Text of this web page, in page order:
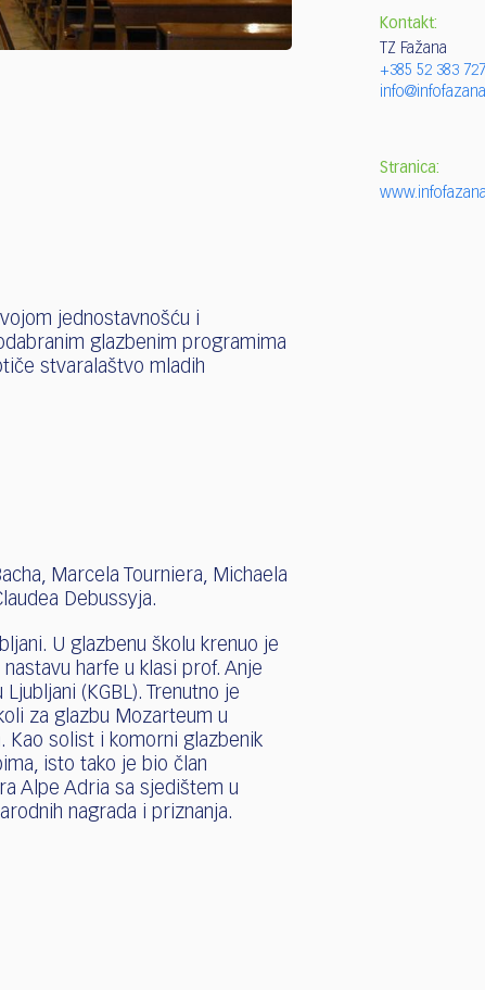
jednostavnošću i
glazbenim programima
stvaralaštvo mladih
Marcela Tourniera, Michaela
Debussyja.
U glazbenu školu krenuo je
harfe u klasi prof. Anje
(KGBL). Trenutno je
za glazbu Mozarteum u
Kao solist i komorni glazbenik
isto tako je bio član
Alpe Adria sa sjedištem u
nagrada i priznanja.
Kontakt:
TZ Fažana
+385 52 383 727
Stranica: